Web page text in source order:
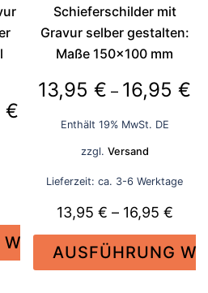
der
Produktseite
gewählt
€Preisspanne:
34,95 €
36,95 €
€
bis
36,95 €
Schieferschilder mit
Gravur selber gestalten:
Maße 150×100 mm
13,95€ – 16,95€
Enthält 19% MwSt. DE
zzgl. Versand
Lieferzeit: ca. 3-6 Werktage
13,95 € – 16,95 €
bis
AUSFÜHRUNG